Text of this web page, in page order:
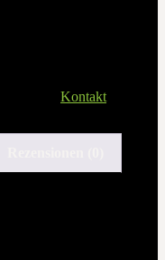
Kontakt